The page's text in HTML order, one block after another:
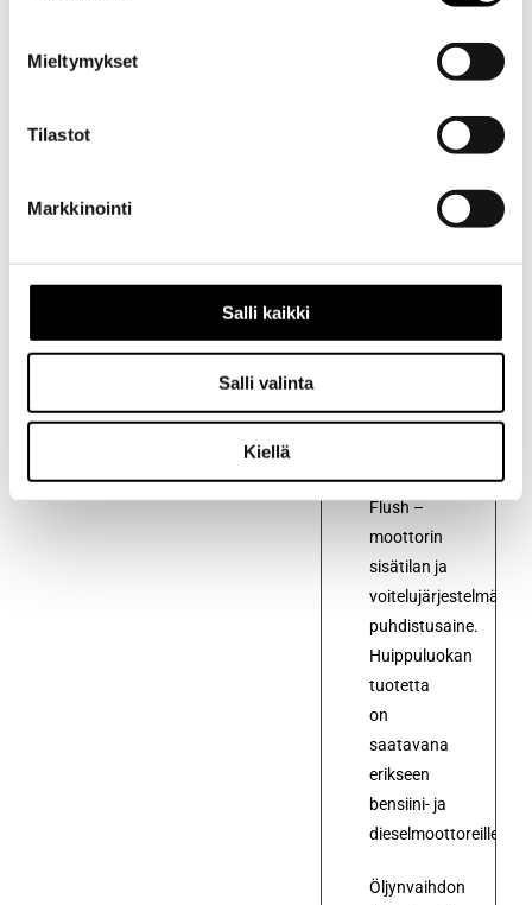
Mieltymykset
Tilastot
Markkinointi
Salli kaikki
Salli valinta
Kiellä
Toyota
Engine
Flush –
moottorin
sisätilan ja
voitelujärjestelmän
puhdistusaine.
Huippuluokan
tuotetta
on
saatavana
erikseen
bensiini- ja
dieselmoottoreille
Öljynvaihdon